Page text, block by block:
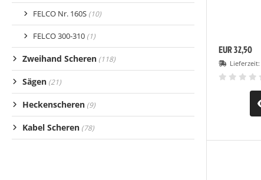
FELCO Nr. 160S (10)
FELCO 300-310 (1)
Zweihand Scheren (118)
Sägen (21)
Heckenscheren (9)
Kabel Scheren (78)
EUR 32,50
Lieferzeit: